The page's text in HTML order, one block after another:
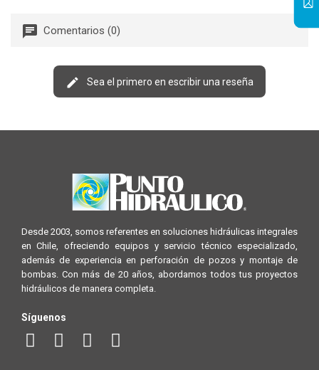
Comentarios (0)
Sea el primero en escribir una reseña
Desde 2003, somos referentes en soluciones hidráulicas integrales
en Chile, ofreciendo equipos y servicio técnico especializado,
además de experiencia en perforación de pozos y montaje de
bombas. Con más de 20 años, abordamos todos tus proyectos
hidráulicos de manera completa.
Síguenos